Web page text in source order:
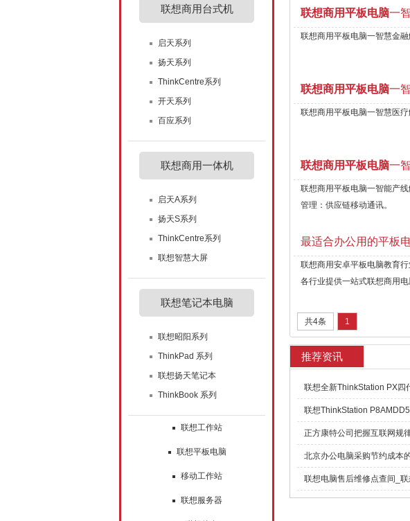
联想商用台式机
启天系列
扬天系列
ThinkCentre系列
开天系列
百应系列
联想商用一体机
启天A系列
扬天S系列
ThinkCentre系列
联想智慧大屏
联想笔记本电脑
联想昭阳系列
ThinkPad 系列
联想扬天笔记本
ThinkBook 系列
联想工作站
联想平板电脑
移动工作站
联想服务器
联想商用平板电脑一
联想商用平板电脑一智慧金
联想商用平板电脑一
联想商用平板电脑一智慧医
联想商用平板电脑一
联想商用平板电脑一智能产
管理：供应链移动通讯。
最适合办公用的平板
联想商用安卓平板电脑教育
各行业提供一站式联想商用
共4条 1
推荐资讯
联想全新ThinkStation PX四
器助阵，强势登陆市场
联想ThinkStation
方案
正方康特公司把握互联网规
获“十大牛商”称号
北京办公电脑采购节约成本
解析
联想电脑售后维修点查间_